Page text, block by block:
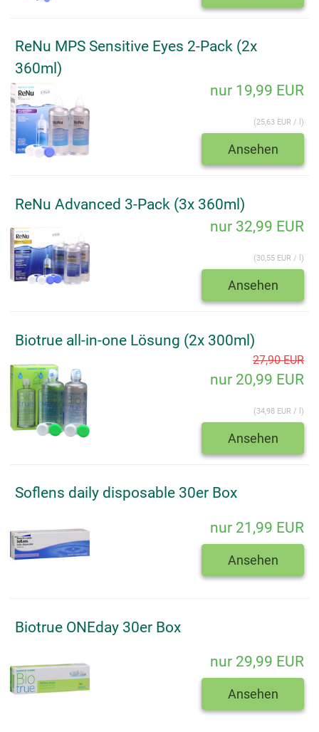
ReNu MPS Sensitive Eyes 2-Pack (2x
360ml)
nur 19,99 EUR
(25,63 EUR / l)
Ansehen
ReNu Advanced 3-Pack (3x 360ml)
nur 32,99 EUR
(30,55 EUR / l)
Ansehen
Biotrue all-in-one Lösung (2x 300ml)
27,90 EUR
nur 20,99 EUR
(34,98 EUR / l)
Ansehen
Soflens daily disposable 30er Box
nur 21,99 EUR
Ansehen
Biotrue ONEday 30er Box
nur 29,99 EUR
Ansehen